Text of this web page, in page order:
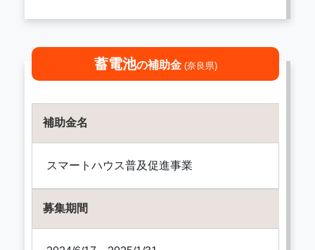
蓄電池の補助金 (奈良県)
補助金名
スマートハウス普及促進事業
募集期間